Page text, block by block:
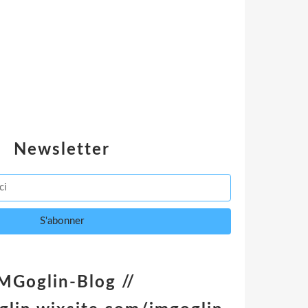
Newsletter
Blog //